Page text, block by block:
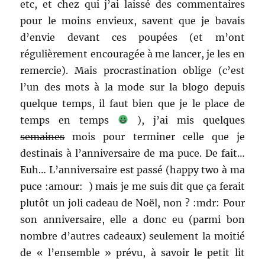
etc, et chez qui j’ai laissé des commentaires
pour le moins envieux, savent que je bavais
d’envie devant ces poupées (et m’ont
régulièrement encouragée à me lancer, je les en
remercie). Mais procrastination oblige (c’est
l’un des mots à la mode sur la blogo depuis
quelque temps, il faut bien que je le place de
temps en temps
), j’ai mis quelques
semainesmois pour terminer celle que je
destinais à l’anniversaire de ma puce. De fait…
Euh… L’anniversaire est passé (happy two à ma
puce :amour: ) mais je me suis dit que ça ferait
plutôt un joli cadeau de Noël, non ? :mdr: Pour
son anniversaire, elle a donc eu (parmi bon
nombre d’autres cadeaux) seulement la moitié
de « l’ensemble » prévu, à savoir le petit lit